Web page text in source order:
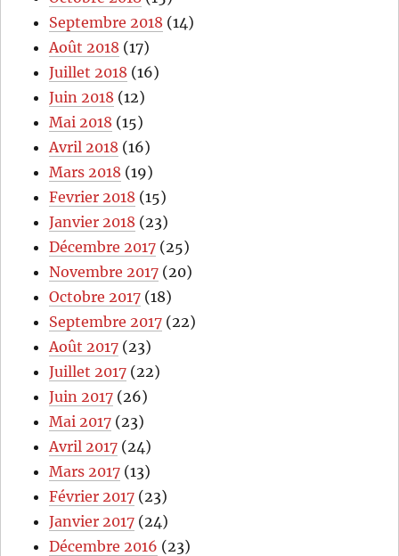
Septembre 2018 (14)
Août 2018 (17)
Juillet 2018 (16)
Juin 2018 (12)
Mai 2018 (15)
Avril 2018 (16)
Mars 2018 (19)
Fevrier 2018 (15)
Janvier 2018 (23)
Décembre 2017 (25)
Novembre 2017 (20)
Octobre 2017 (18)
Septembre 2017 (22)
Août 2017 (23)
Juillet 2017 (22)
Juin 2017 (26)
Mai 2017 (23)
Avril 2017 (24)
Mars 2017 (13)
Février 2017 (23)
Janvier 2017 (24)
Décembre 2016 (23)